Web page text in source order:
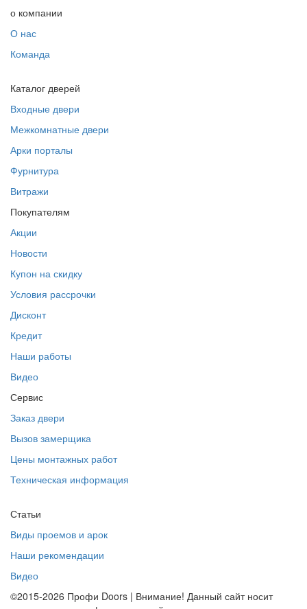
о компании
О нас
Команда
Каталог дверей
Входные двери
Межкомнатные двери
Арки порталы
Фурнитура
Витражи
Покупателям
Акции
Новости
Купон на скидку
Условия рассрочки
Дисконт
Кредит
Наши работы
Видео
Сервис
Заказ двери
Вызов замерщика
Цены монтажных работ
Техническая информация
Статьи
Виды проемов и арок
Наши рекомендации
Видео
©2015-2026 Профи Doors | Внимание! Данный сайт носит